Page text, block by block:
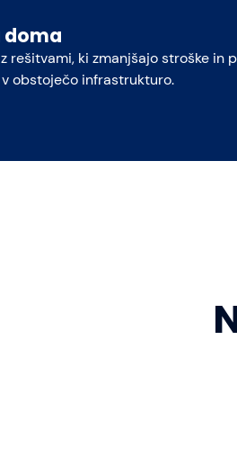
doma
rešitvami, ki zmanjšajo stroške in
obstoječo infrastrukturo.